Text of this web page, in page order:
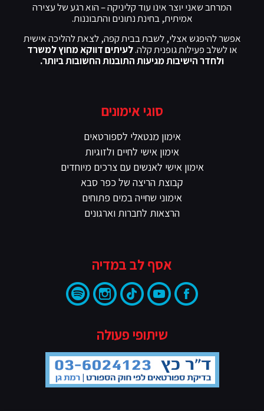
המרחב שאני יוצר אינו עוד קליניקה – הוא רגע של עצירה
אמיתית, בחינת נתונים והתבוננות.
אפשר להיפגש אצלי, לשבת בבית קפה, לצאת להליכה אישית
או לשלב פעילות גופנית קלה.לעיתים דווקא מחוץ למשרד
ולחדר הישיבות מגיעות התובנות החשובות ביותר.
סוגי אימונים
אימון מנטאלי לספורטאים
אימון אישי לחיים ולזוגיות
אימון אישי לאנשים עם צרכים מיוחדים
קבוצת הריצה של כפר סבא
אימוני שחייה במים פתוחים
הרצאות לחברות וארגונים
אסף לב במדיה
שיתופי פעולה